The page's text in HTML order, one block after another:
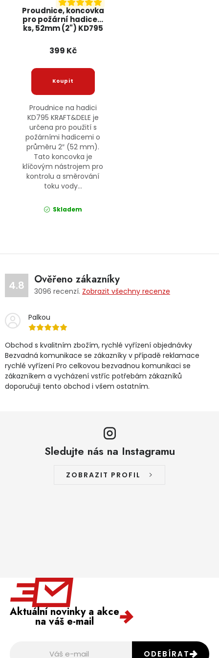
Proudnice, koncovka
pro požární hadice, 1
ks, 52mm (2") KD795
399 Kč
Proudnice na hadici
KD795 KRAFT&DELE je
určena pro použití s
požárními hadicemi o
průměru 2″ (52 mm).
Tato koncovka je
klíčovým nástrojem pro
kontrolu a směrování
toku vody...
Skladem
4.8 Ověřeno zákazníky
3096 recenzí. Zobrazit všechny recenze
Palkou
Obchod s kvalitním zbožím, rychlé vyřízení objednávky
Bezvadná komunikace se zákazníky v případě reklamace
rychlé vyřízení Pro celkovou bezvadnou komunikaci se
zákazníkem a vycházení vstříc potřebám zákazníků
doporučuji tento obchod i všem ostatním.
Sledujte nás na Instagramu
ZOBRAZIT PROFIL
Aktuální novinky a akce
na váš e-mail
ODEBÍRAT